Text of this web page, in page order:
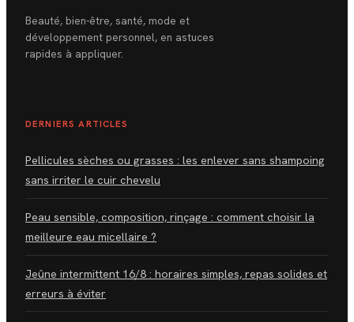
Beauté, bien-être, santé, mode et
développement personnel, en astuces
rapides à appliquer.
DERNIERS ARTICLES
Pellicules sèches ou grasses : les enlever sans shampoing
sans irriter le cuir chevelu
Peau sensible, composition, rinçage : comment choisir la
meilleure eau micellaire ?
Jeûne intermittent 16/8 : horaires simples, repas solides et
erreurs à éviter